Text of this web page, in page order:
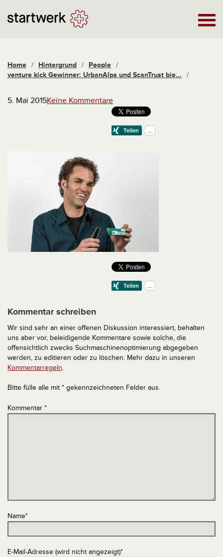
Home / Hintergrund / People /
venture kick Gewinner: UrbanAlps und ScanTrust bie...
/
5. Mai 2015Keine Kommentare
Kommentar schreiben
Wir sind sehr an einer offenen Diskussion interessiert, behalten
uns aber vor, beleidigende Kommentare sowie solche, die
offensichtlich zwecks Suchmaschinenoptimierung abgegeben
werden, zu editieren oder zu löschen. Mehr dazu in unseren
Kommentarregeln.
Bitte fülle alle mit * gekennzeichneten Felder aus.
Kommentar *
Name*
E-Mail-Adresse (wird nicht angezeigt)*